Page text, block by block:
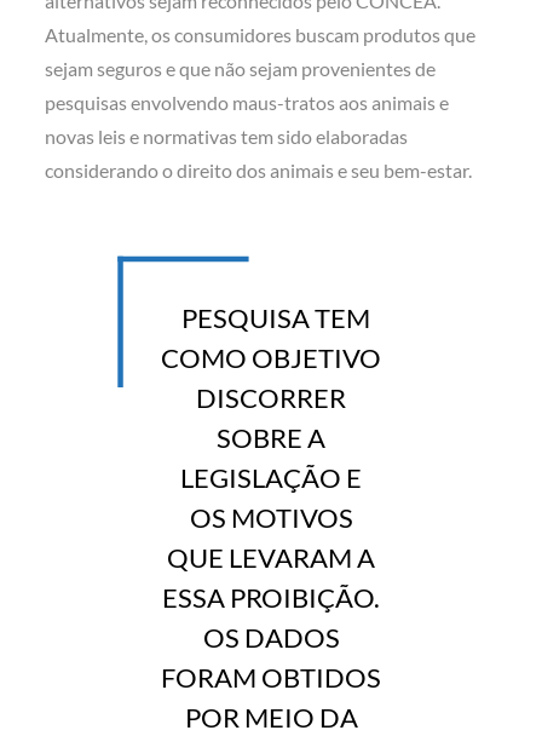
Atualmente, os consumidores buscam produtos que
sejam seguros e que não sejam provenientes de
pesquisas envolvendo maus-tratos aos animais e
novas leis e normativas tem sido elaboradas
considerando o direito dos animais e seu bem-estar.
PESQUISA TEM
COMO OBJETIVO
DISCORRER
SOBRE A
LEGISLAÇÃO E
OS MOTIVOS
QUE LEVARAM A
ESSA PROIBIÇÃO.
OS DADOS
FORAM OBTIDOS
POR MEIO DA